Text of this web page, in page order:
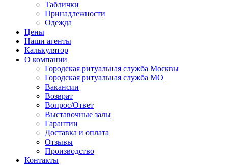
Таблички
Принадлежности
Одежда
Цены
Наши агенты
Калькулятор
О компании
Городская ритуальная служба Москвы
Городская ритуальная служба МО
Вакансии
Возврат
Вопрос/Ответ
Выставочные залы
Гарантии
Доставка и оплата
Отзывы
Производство
Контакты